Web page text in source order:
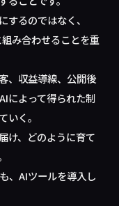
るのではなく、
み合わせることを重
、収益導線、公開後
によって得られた制
いく。
け、どのように育て
、AIツールを導入し